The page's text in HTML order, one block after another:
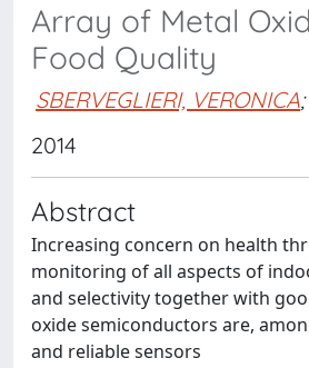
Array of Metal
Food Quality
SBERVEGLIERI, VERONICA;
2014
Abstract
Increasing concern on health
monitoring of all aspects of
and selectivity together with
oxide semiconductors are,
and reliable sensors